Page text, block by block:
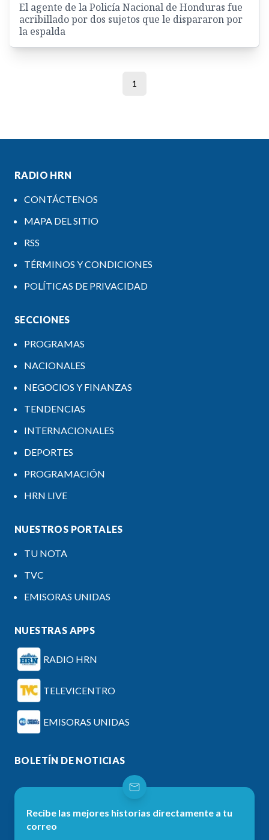
El agente de la Policía Nacional de Honduras fue
acribillado por dos sujetos que le dispararon por
la espalda
1
RADIO HRN
CONTÁCTENOS
MAPA DEL SITIO
RSS
TÉRMINOS Y CONDICIONES
POLÍTICAS DE PRIVACIDAD
SECCIONES
PROGRAMAS
NACIONALES
NEGOCIOS Y FINANZAS
TENDENCIAS
INTERNACIONALES
DEPORTES
PROGRAMACIÓN
HRN LIVE
NUESTROS PORTALES
TU NOTA
TVC
EMISORAS UNIDAS
NUESTRAS APPS
RADIO HRN
TELEVICENTRO
EMISORAS UNIDAS
BOLETÍN DE NOTICIAS
Recibe las mejores historias directamente a tu
correo